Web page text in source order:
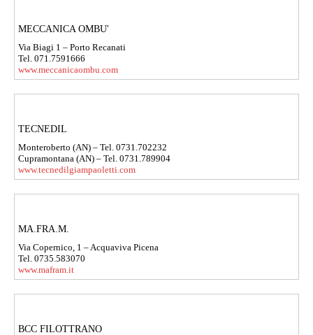
MECCANICA OMBU'
Via Biagi 1 – Porto Recanati
Tel. 071.7591666
www.meccanicaombu.com
TECNEDIL
Monteroberto (AN) – Tel. 0731.702232
Cupramontana (AN) – Tel. 0731.789904
www.tecnedilgiampaoletti.com
MA.FRA.M.
Via Copernico, 1 – Acquaviva Picena
Tel. 0735.583070
www.mafram.it
BCC FILOTTRANO